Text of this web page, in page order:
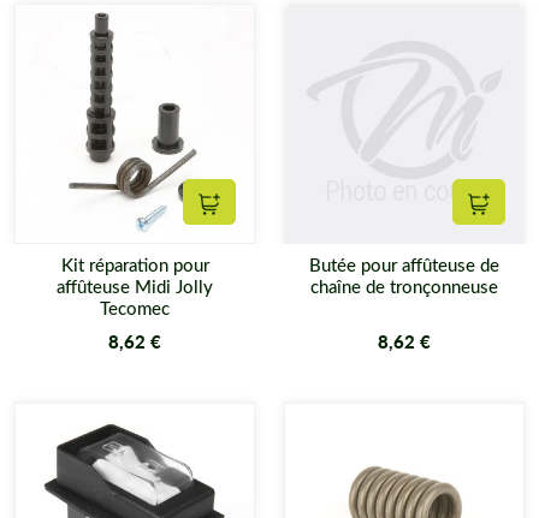
Ajouter au panier
Kit réparation pour
affûteuse Midi Jolly
Tecomec
8,62 €
Butée pour affûteuse de
chaîne de tronçonneuse
8,62 €